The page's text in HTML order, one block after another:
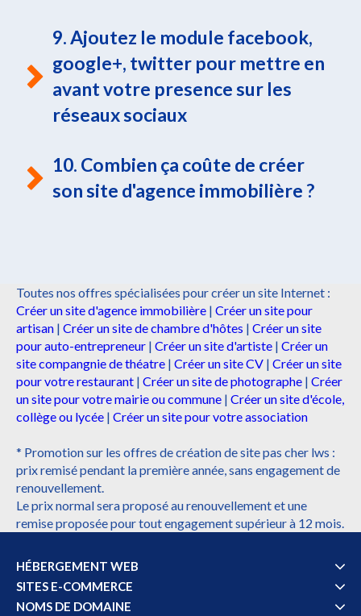
9. Ajoutez le module facebook,
google+, twitter pour mettre en
avant votre presence sur les
réseaux sociaux
10. Combien ça coûte de créer
son site d'agence immobilière ?
Toutes nos offres spécialisées pour créer un site Internet :
Créer un site d'agence immobilière |Créer un site pour
artisan |Créer un site de chambre d'hôtes |Créer un site
pour auto-entrepreneur |Créer un site d'artiste |Créer un
site compangnie de théatre |Créer un site CV |Créer un site
pour votre restaurant |Créer un site de photographe |Créer
un site pour votre mairie ou commune |Créer un site d'école,
collège ou lycée |Créer un site pour votre association
* Promotion sur les offres de création de site pas cher lws :
prix remisé pendant la première année, sans engagement de
renouvellement.
Le prix normal sera proposé au renouvellement et une
remise proposée pour tout engagement supérieur à 12 mois.
HÉBERGEMENT WEB
SITES E-COMMERCE
NOMS DE DOMAINE